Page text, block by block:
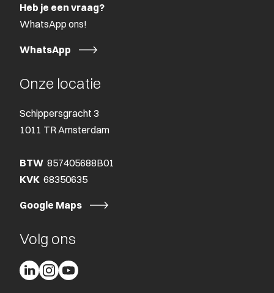
Heb je een vraag?
WhatsApp ons!
WhatsApp
Onze locatie
Schippersgracht 3
1011 TR Amsterdam
BTW 857405688B01
KVK 68350635
Google Maps
Volg ons